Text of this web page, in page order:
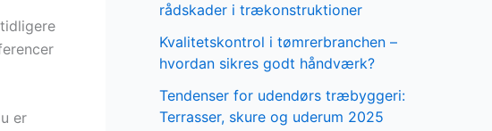
er
rådskader i trækonstruktioner
Kvalitetskontrol i tømrerbranchen –
hvordan sikres godt håndværk?
Tendenser for udendørs træbyggeri:
Terrasser, skure og uderum 2025